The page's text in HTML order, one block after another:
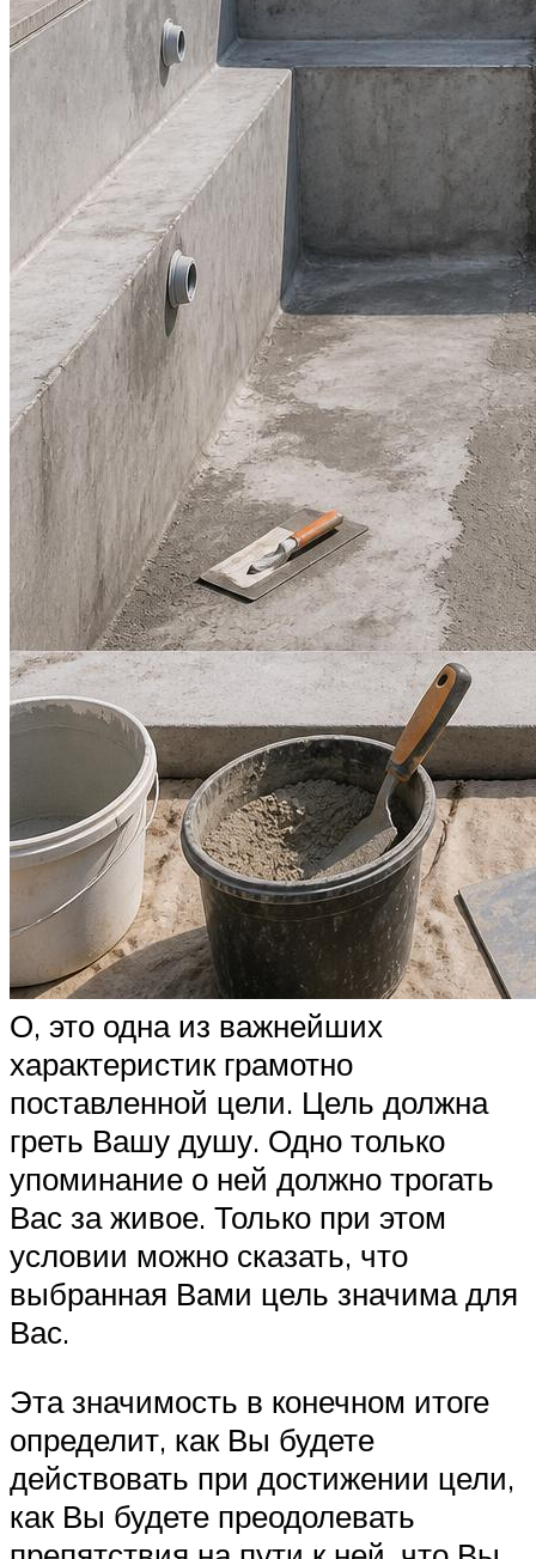
О, это одна из важнейших
характеристик грамотно
поставленной цели. Цель должна
греть Вашу душу. Одно только
упоминание о ней должно трогать
Вас за живое. Только при этом
условии можно сказать, что
выбранная Вами цель значима для
Вас.
Эта значимость в конечном итоге
определит, как Вы будете
действовать при достижении цели,
как Вы будете преодолевать